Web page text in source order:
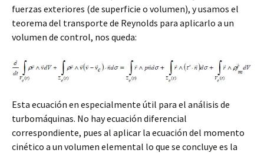
fuerzas exteriores (de superficie o volumen), y usamos el
teorema del transporte de Reynolds para aplicarlo a un
volumen de control, nos queda:
Esta ecuación en especialmente útil para el análisis de
turbomáquinas. No hay ecuación diferencial
correspondiente, pues al aplicar la ecuación del momento
cinético a un volumen elemental lo que se concluye es la